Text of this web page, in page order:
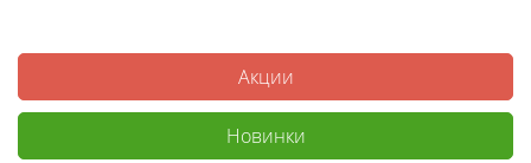
Акции
Новинки